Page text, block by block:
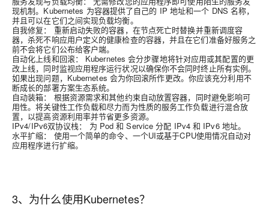
现机制。Kubernetes 为容器提供了自己的 IP 地址和一个 DNS 名称，
并且可以在它们之间实现负载均衡。
自我修复：
重新启动失败的容器，在节点死亡时替换并重新调度容
器，杀死不响应用户定义的健康检查的容器，并且在它们准备好服务之
前不会将它们公布给客户端。
自动化上线和回滚：
Kubernetes 会分步骤地将针对应用或其配置的更
改上线，同时监视应用程序运行状况以确保你不会同时终止所有实例。
如果出现问题，Kubernetes 会为你回滚所作更改。你应该充分利用不
断成长的部署方案生态系统。
自动装箱：
根据资源需求和其他约束自动放置容器，同时避免影响可
用性。将关键性工作负载和尽力而为性质的服务工作负载进行混合放
置，以提高资源利用率并节省更多资源。
IPv4/IPv6双协议栈：
为 Pod 和 Service 分配 IPv4 和 IPv6 地址。
水平扩缩：
使用一个简单的命令、一个UI或基于CPU使用情况自动对
应用程序进行扩缩。
3、为什么使用Kubernetes？